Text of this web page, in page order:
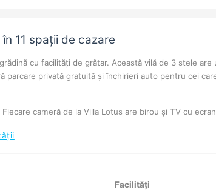
11 spații de cazare
cu facilități de grătar. Această vilă de 3 stele
parcare privată gratuită și închirieri auto pentru cei
cameră de la Villa Lotus are birou și TV cu
Facilități